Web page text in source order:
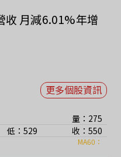
收 月減6.01%年增
更多個股資訊
量：275
低：529 收：550
MA60：